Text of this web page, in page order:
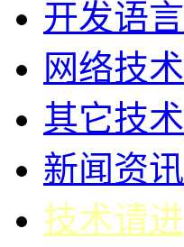
开发语言
网络技术
其它技术
新闻资讯
技术请进